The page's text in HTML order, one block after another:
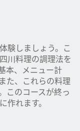
験しましょう。こ
川料理の調理法を
本、メニュー計
た、これらの料理
このコースが終っ
作れます。